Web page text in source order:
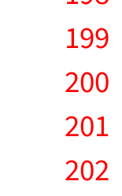
199
200
201
202